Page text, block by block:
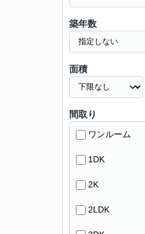
築年数
面積
間取り
ワンルーム
1DK
2K
2LDK